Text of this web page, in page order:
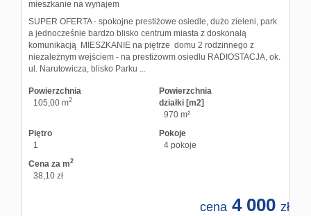
mieszkanie na wynajem
SUPER OFERTA - spokojne prestiżowe osiedle, dużo zieleni, park
a jednocześnie bardzo blisko centrum miasta z doskonałą
komunikacją MIESZKANIE na piętrze domu 2 rodzinnego z
niezależnym wejściem - na prestiżowm osiedlu RADIOSTACJA, ok.
ul. Narutowicza, blisko Parku ...
Powierzchnia
105,00 m2
Powierzchnia
działki [m2]
970 m²
Piętro
1
Pokoje
4 pokoje
Cena za m2
38,10 zł
cena 4 000 zł